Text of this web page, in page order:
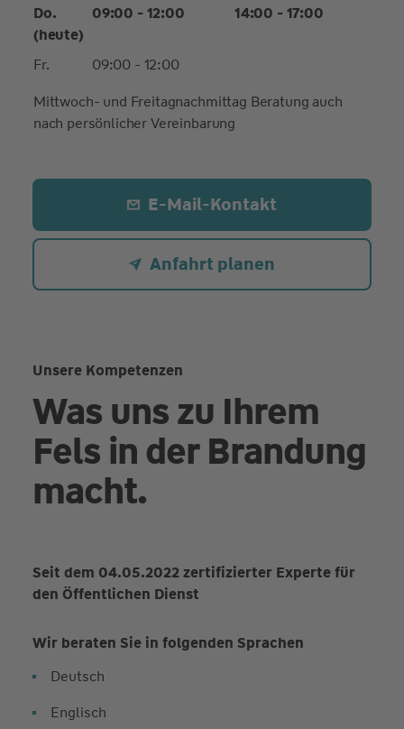
Do.
(heute)
09:00 - 12:00 14:00 - 17:00
Fr.
09:00 - 12:00
Mittwoch- und Freitagnachmittag Beratung auch
nach persönlicher Vereinbarung
E-Mail-Kontakt
Anfahrt planen
Unsere Kompetenzen
Was uns zu Ihrem
Fels in der Brandung
macht.
Seit dem 04.05.2022 zertifizierter Experte für
den Öffentlichen Dienst
Wir beraten Sie in folgenden Sprachen
Deutsch
Englisch